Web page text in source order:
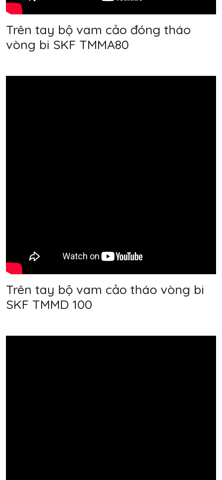
Trên tay bộ vam cảo đóng tháo
vòng bi SKF TMMA80
Trên tay bộ vam cảo tháo vòng bi
SKF TMMD 100